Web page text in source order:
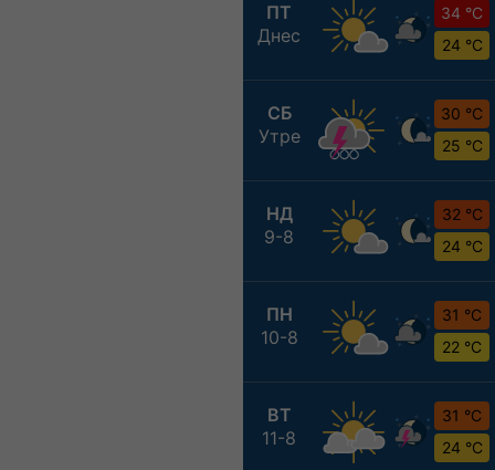
ПТ
Днес
34 °C
24 °C
СБ
Утре
30 °C
25 °C
НД
9-8
32 °C
24 °C
ПН
10-8
31 °C
22 °C
ВТ
11-8
31 °C
24 °C